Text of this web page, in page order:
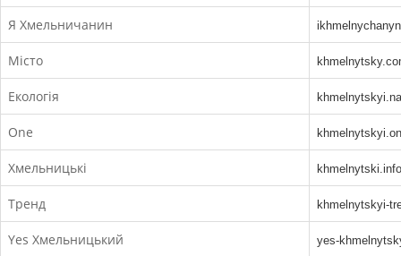
Я Хмельничанин
Місто
Екологія
One
Хмельницькі khmelnytski.info
Тренд khmelnytskyi-
Yes Хмельницький yes-